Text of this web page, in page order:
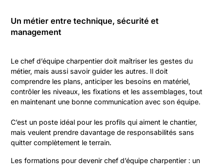
Un métier entre technique, sécurité et
management
Le chef d’équipe charpentier doit maîtriser les gestes du
métier, mais aussi savoir guider les autres. Il doit
comprendre les plans, anticiper les besoins en matériel,
contrôler les niveaux, les fixations et les assemblages, tout
en maintenant une bonne communication avec son équipe.
C’est un poste idéal pour les profils qui aiment le chantier,
mais veulent prendre davantage de responsabilités sans
quitter complètement le terrain.
Les formations pour devenir chef d’équipe charpentier : un